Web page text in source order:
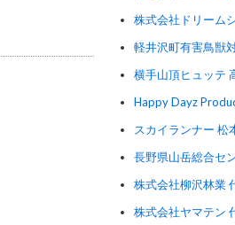
株式会社ドリーム
軽井沢町有害鳥獣
横手山頂ヒュッテ
Happy Dayz
スカイランナー 松
長野県山岳総合セ
株式会社柳沢林業
株式会社ヤマテン